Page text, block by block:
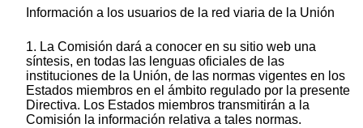
Información a los usuarios de la red viaria de la Unión
1. La Comisión dará a conocer en su sitio web una
síntesis, en todas las lenguas oficiales de las
instituciones de la Unión, de las normas vigentes en los
Estados miembros en el ámbito regulado por la presente
Directiva. Los Estados miembros transmitirán a la
Comisión la información relativa a tales normas.